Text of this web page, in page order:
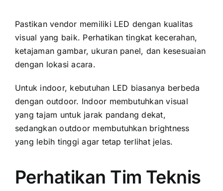
Pastikan vendor memiliki LED dengan kualitas
visual yang baik. Perhatikan tingkat kecerahan,
ketajaman gambar, ukuran panel, dan kesesuaian
dengan lokasi acara.
Untuk indoor, kebutuhan LED biasanya berbeda
dengan outdoor. Indoor membutuhkan visual
yang tajam untuk jarak pandang dekat,
sedangkan outdoor membutuhkan brightness
yang lebih tinggi agar tetap terlihat jelas.
Perhatikan Tim Teknis